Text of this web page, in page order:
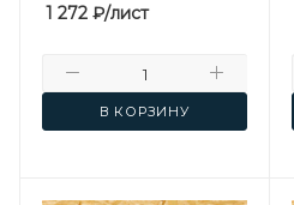
1 272 ₽/лист
В КОРЗИНУ